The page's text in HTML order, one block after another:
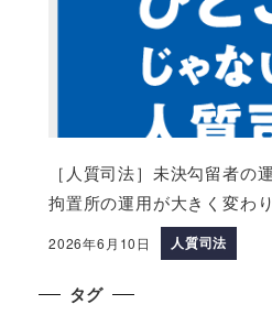
［人質司法］未決勾留者の
拘置所の運用が大きく変わ
2026年6月10日 人質司法
タグ